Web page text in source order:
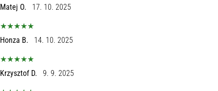
6
Открий
новите
обувки
Nike
Phantom
Matej O. 17. 10. 2025
Honza B. 14. 10. 2025
Krzysztof D. 9. 9. 2025